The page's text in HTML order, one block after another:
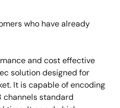
1.27mm lead pitch
who have already
and cost effective
solution designed for
It is capable of encoding
channels standard